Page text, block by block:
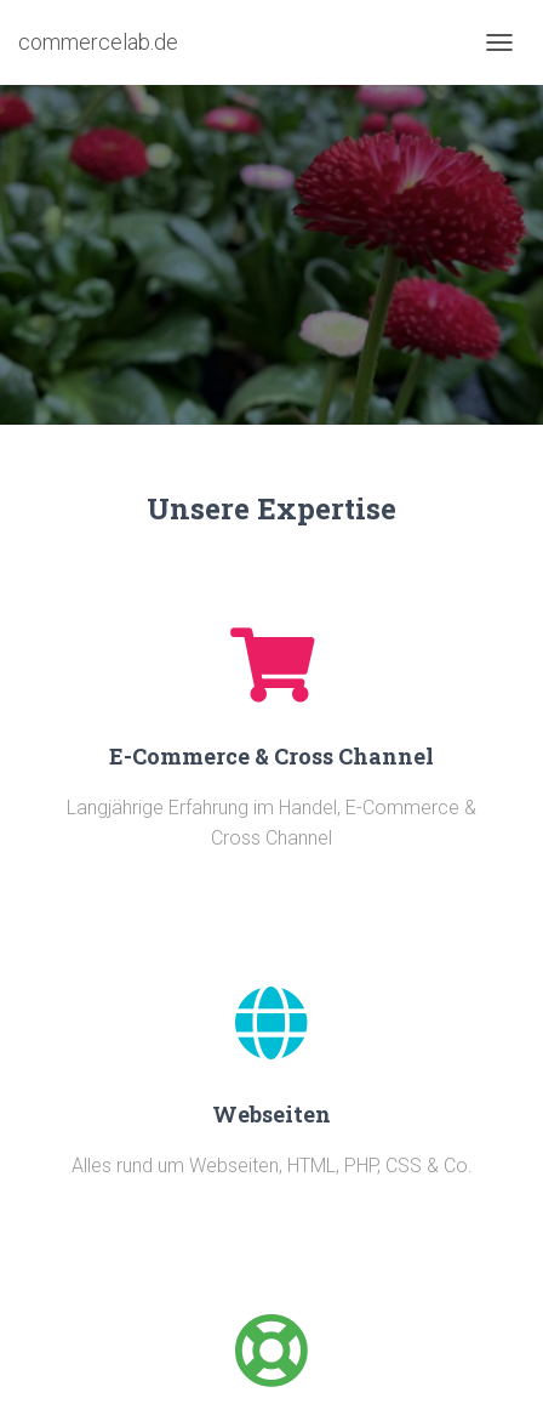
commercelab.de
A
V
G
A
N
U
M
S
C
H
L
Unsere Expertise
E-Commerce & Cross Channel
Langjährige Erfahrung im Handel, E-Commerce &
Cross Channel
Webseiten
Alles rund um Webseiten, HTML, PHP, CSS & Co.